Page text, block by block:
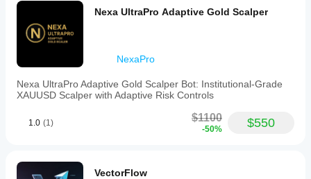
Nexa UltraPro Adaptive Gold Scalper
NexaPro
Nexa UltraPro Adaptive Gold Scalper Bot: Institutional-Grade
XAUUSD Scalper with Adaptive Risk Controls
1.0 (1) $1100
-50% $550
VectorFlow